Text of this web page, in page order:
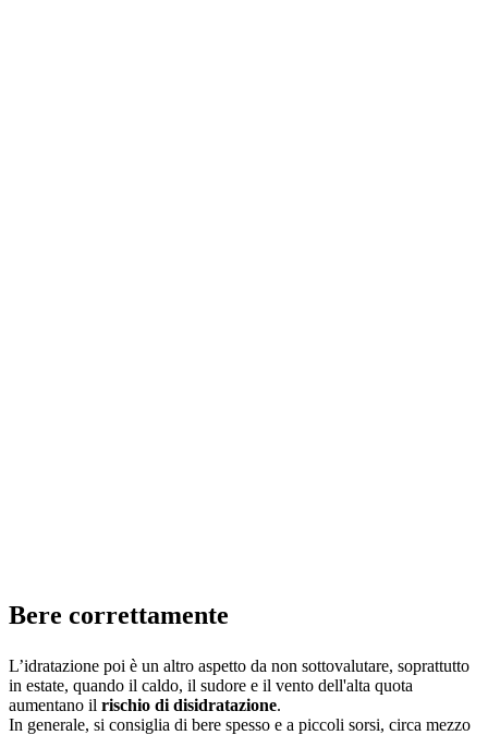
Bere correttamente
L’idratazione poi è un altro aspetto da non sottovalutare, soprattutto
in estate, quando il caldo, il sudore e il vento dell'alta quota
aumentano il rischio di disidratazione.
In generale, si consiglia di bere spesso e a piccoli sorsi, circa mezzo